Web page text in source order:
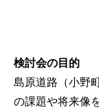
検討会の目的
島原道路（小野
の課題や将来像